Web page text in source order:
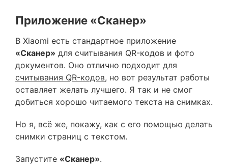
Приложение «Сканер»
В Xiaomi есть стандартное приложение
«Сканер» для считывания QR-кодов и фото
документов. Оно отлично подходит для
считывания QR-кодов, но вот результат работы
оставляет желать лучшего. Я так и не смог
добиться хорошо читаемого текста на снимках.
Но я, всё же, покажу, как с его помощью делать
снимки страниц с текстом.
Запустите «Сканер».